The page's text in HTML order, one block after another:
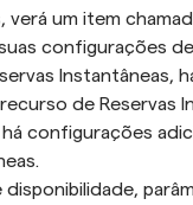
um item
configurações
Instantâneas,
de Reservas
configurações
disponibilidade,